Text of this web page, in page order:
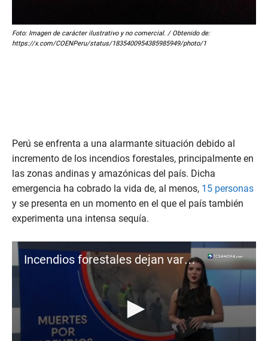
Foto: Imagen de carácter ilustrativo y no comercial. / Obtenido de:
https://x.com/COENPeru/status/1835400954385985949/photo/1
Perú se enfrenta a una alarmante situación debido al
incremento de los incendios forestales, principalmente en
las zonas andinas y amazónicas del país. Dicha
emergencia ha cobrado la vida de, al menos, 15 personas
y se presenta en un momento en el que el país también
experimenta una intensa sequía.
Incendios forestales dejan varios fallecidos en Perú